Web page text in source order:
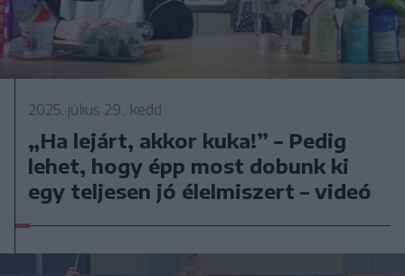
2025. július 29., kedd
„Ha lejárt, akkor kuka!” – Pedig
lehet, hogy épp most dobunk ki
egy teljesen jó élelmiszert – videó